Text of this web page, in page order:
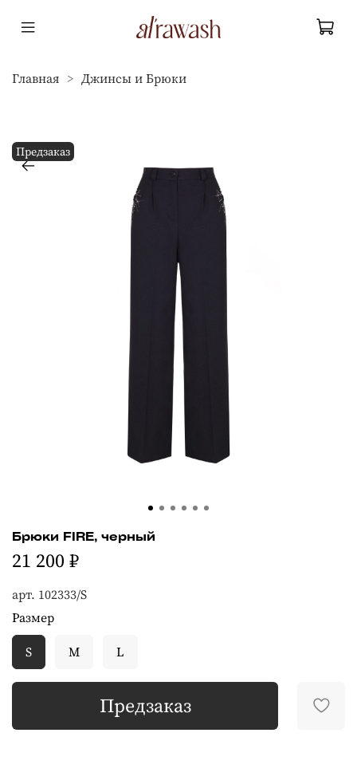
Главная Джинсы и Брюки
Предзаказ
арт. 102333/S
Брюки FIRE, черный
21 200 ₽
Предзаказ
Размер
S
M L